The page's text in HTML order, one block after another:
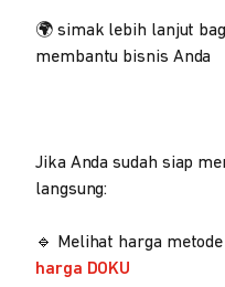
🌍 simak lebih lanjut
membantu bisnis Anda
Jika Anda sudah siap
langsung:
🔹 Melihat harga
harga DOKU